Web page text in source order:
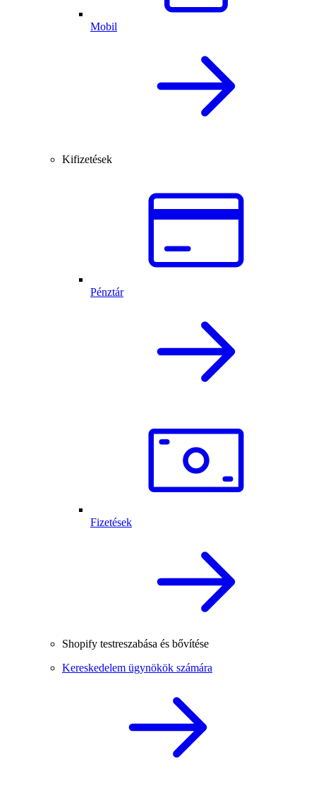
Mobil
Kifizetések
Pénztár
Fizetések
Shopify testreszabása és bővítése
Kereskedelem ügynökök számára